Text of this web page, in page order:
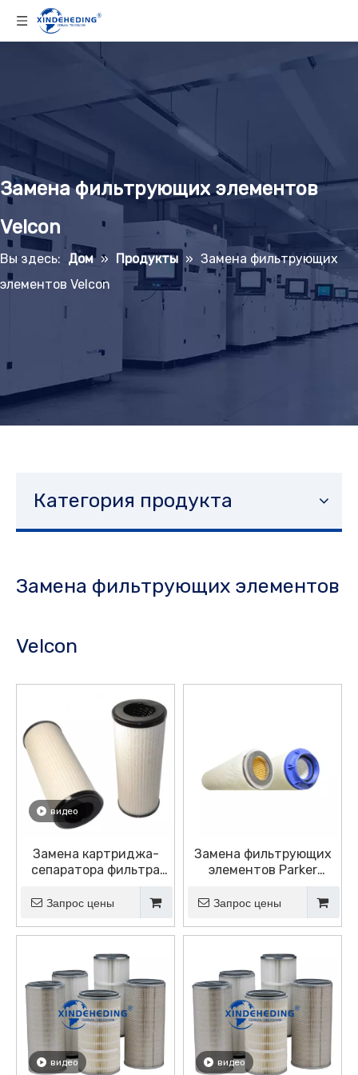
Замена фильтрующих элементов
Velcon
Вы здесь: Дом » Продукты » Замена фильтрующих
элементов Velcon
Категория продукта
Замена фильтрующих элементов
Velcon
видео
Замена картриджа-
сепаратора фильтра
Parker Velcon —
Картридж монитора
топливного фильтра —
ACO-21001L
Запрос цены
Замена фильтрующих
элементов Parker
Velcon I-633C5TB I-
628C5TB
Запрос цены
видео видео